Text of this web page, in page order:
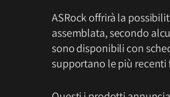
ASRock offrirà la
assemblata, secondo
sono disponibili con
supportano le più recenti